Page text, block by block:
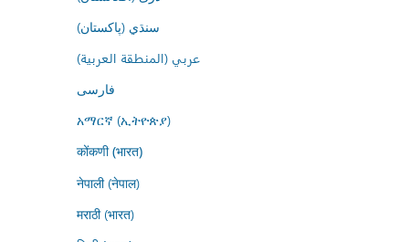
سنڌي (پاکستان)
عربي (المنطقة العربية)
فارسى
አማርኛ (ኢትዮጵያ)
कोंकणी (भारत)
नेपाली (नेपाल)
मराठी (भारत)